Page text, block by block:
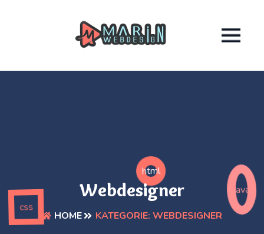
Webdesigner
HOME KATEGORIE: WEBDESIGNER
html
java
css